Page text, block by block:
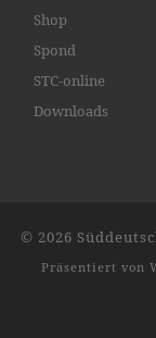
Shop
Spond
STC-online
Downloads
© 2026
Präsentiert von